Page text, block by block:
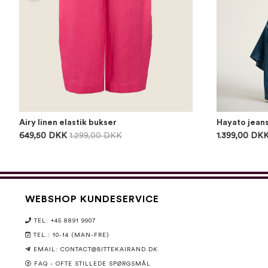
Airy linen elastik bukser
649,50 DKK 1.299,00 DKK
Hayato
1.399,00
WEBSHOP KUNDESERVICE
TEL: +45 8891 9907
TEL.: 10-14 (MAN-FRE)
EMAIL: CONTACT@BITTEKAIRAND.DK
FAQ - OFTE STILLEDE SPØRGSMÅL